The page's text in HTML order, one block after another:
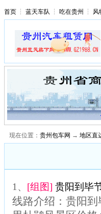
首页 ┆ 蓝天车队 ┆ 吃在贵州 ┆ 风
现在位置： 贵州包车网 → 地区直
1、 [组图] 贵阳到毕
线路介绍：贵阳